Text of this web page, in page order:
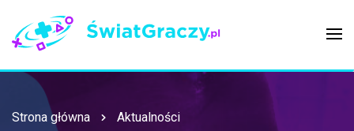
Strona główna Aktualności